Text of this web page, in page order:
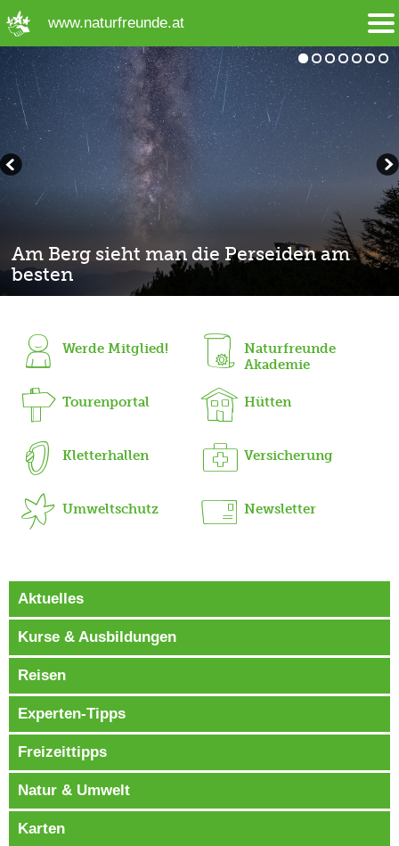
www.naturfreunde.at
Am Berg sieht man die Perseiden am
besten
Wasserdichte Fahrradtasche
Aktuell: Naturfreund 3/2026
Finde die passende Tour!
Gewitter am Berg richtig einschätzen
Entdecken, Erleben oder Entspannen!
Schluss mit einsamen Wochenenden!
Werde Mitglied!
Naturfreunde
Akademie
Tourenportal Hütten
Kletterhallen Versicherung
Umweltschutz Newsletter
Aktuelles
Kurse & Ausbildungen
Reisen
Experten-Tipps
Freizeittipps
Natur & Umwelt
Karten